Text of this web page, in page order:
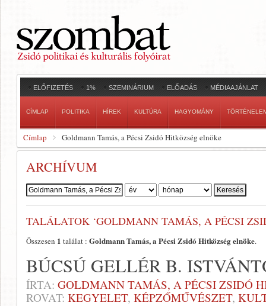
ELŐFIZETÉS 1% SZEMINÁRIUM ELŐADÁS MÉDIAAJÁNLAT
CÍMLAP POLITIKA HÍREK KULTÚRA HAGYOMÁNY
Címlap Goldmann Tamás, a Pécsi Zsidó Hitközség elnöke
ARCHÍVUM
Szerző:
TALÁLATOK ‘GOLDMANN TAMÁS, A PÉCSI
Összesen 1 találat : Goldmann Tamás, a Pécsi Zsidó Hitközség elnöke.
BÚCSÚ GELLÉR B.
ÍRTA: GOLDMANN TAMÁS, A PÉCSI ZSIDÓ
ROVAT: KEGYELET, KÉPZŐMŰVÉSZET,